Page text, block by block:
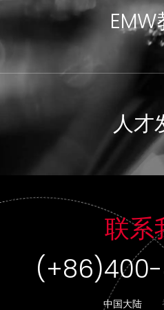
人才
联系
中国大陆